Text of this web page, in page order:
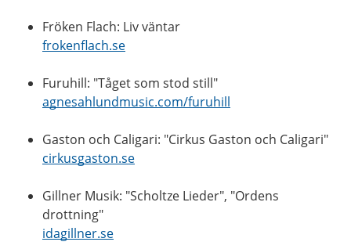
Fröken Flach: Liv väntar
frokenflach.se
Furuhill: "Tåget som stod still"
agnesahlundmusic.com/furuhill
Gaston och Caligari: "Cirkus Gaston och Caligari"
cirkusgaston.se
Gillner Musik: "Scholtze Lieder", "Ordens
drottning"
idagillner.se